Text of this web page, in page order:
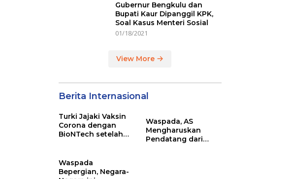
Gubernur Bengkulu dan
Bupati Kaur Dipanggil KPK,
Soal Kasus Menteri Sosial
01/18/2021
View More
Berita Internasional
Turki Jajaki Vaksin
Corona dengan
BioNTech setelah
Waspada, AS
Mengharuskan
Pendatang dari
Waspada
Bepergian, Negara-